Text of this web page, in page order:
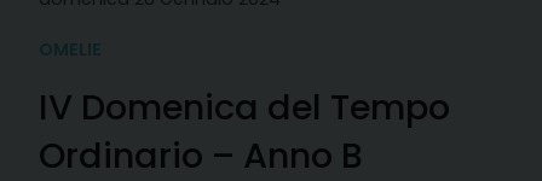
OMELIE
IV Domenica del Tempo
Ordinario – Anno B